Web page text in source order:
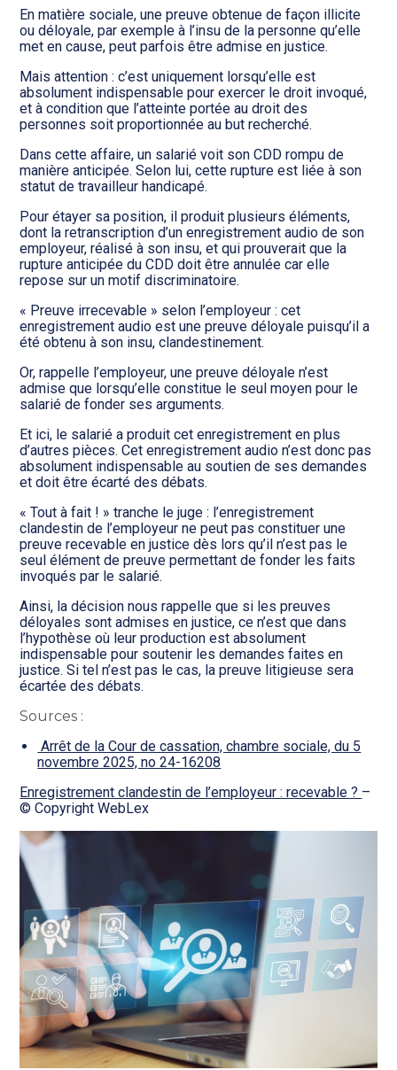
En matière sociale, une preuve obtenue de façon illicite
ou déloyale, par exemple à l’insu de la personne qu’elle
met en cause, peut parfois être admise en justice.
Mais attention : c’est uniquement lorsqu’elle est
absolument indispensable pour exercer le droit invoqué,
et à condition que l’atteinte portée au droit des
personnes soit proportionnée au but recherché.
Dans cette affaire, un salarié voit son CDD rompu de
manière anticipée. Selon lui, cette rupture est liée à son
statut de travailleur handicapé.
Pour étayer sa position, il produit plusieurs éléments,
dont la retranscription d’un enregistrement audio de son
employeur, réalisé à son insu, et qui prouverait que la
rupture anticipée du CDD doit être annulée car elle
repose sur un motif discriminatoire.
« Preuve irrecevable » selon l’employeur : cet
enregistrement audio est une preuve déloyale puisqu’il a
été obtenu à son insu, clandestinement.
Or, rappelle l’employeur, une preuve déloyale n’est
admise que lorsqu’elle constitue le seul moyen pour le
salarié de fonder ses arguments.
Et ici, le salarié a produit cet enregistrement en plus
d’autres pièces. Cet enregistrement audio n’est donc pas
absolument indispensable au soutien de ses demandes
et doit être écarté des débats.
« Tout à fait ! » tranche le juge : l’enregistrement
clandestin de l’employeur ne peut pas constituer une
preuve recevable en justice dès lors qu’il n’est pas le
seul élément de preuve permettant de fonder les faits
invoqués par le salarié.
Ainsi, la décision nous rappelle que si les preuves
déloyales sont admises en justice, ce n’est que dans
l’hypothèse où leur production est absolument
indispensable pour soutenir les demandes faites en
justice. Si tel n’est pas le cas, la preuve litigieuse sera
écartée des débats.
Sources :
Arrêt de la Cour de cassation, chambre sociale, du 5
novembre 2025, no 24-16208
Enregistrement clandestin de l’employeur : recevable ? –
© Copyright WebLex